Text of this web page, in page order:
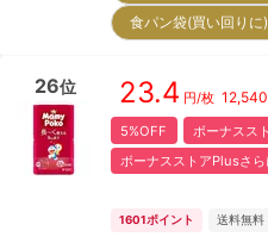
食パン袋(買い回り
26位 23.4 円/枚 12,540
5%OFF
ボーナスス
ボーナスストアPlusさ
1601ポイント 送料無料